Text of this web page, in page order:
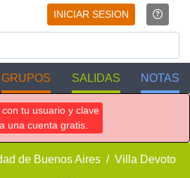
INICIAR SESION
GRUPOS SALIDAS NOTAS
tu usuario y clave
una cuenta gratis.
de Buenos Aires Villa Devoto